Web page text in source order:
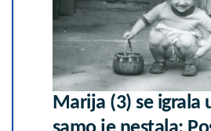
Marija (3) se igrala